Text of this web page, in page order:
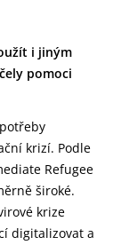
i jiným
pomoci
krizí. Podle
Refugee
široké.
krize
digitalizovat a